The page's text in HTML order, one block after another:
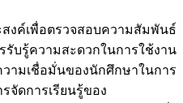
พื่อตรวจสอบความสัมพันธ์
บรู้ความสะดวกในการใช้งาน
มเชื่อมั่นของนักศึกษาในการ
จัดการเรียนรู้ของ